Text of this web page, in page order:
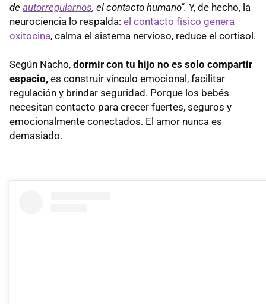
de autorregularnos, el contacto humano". Y, de hecho, la
neurociencia lo respalda: el contacto físico genera
oxitocina, calma el sistema nervioso, reduce el cortisol.
Según Nacho, dormir con tu hijo no es solo compartir
espacio, es construir vínculo emocional, facilitar
regulación y brindar seguridad. Porque los bebés
necesitan contacto para crecer fuertes, seguros y
emocionalmente conectados. El amor nunca es
demasiado.